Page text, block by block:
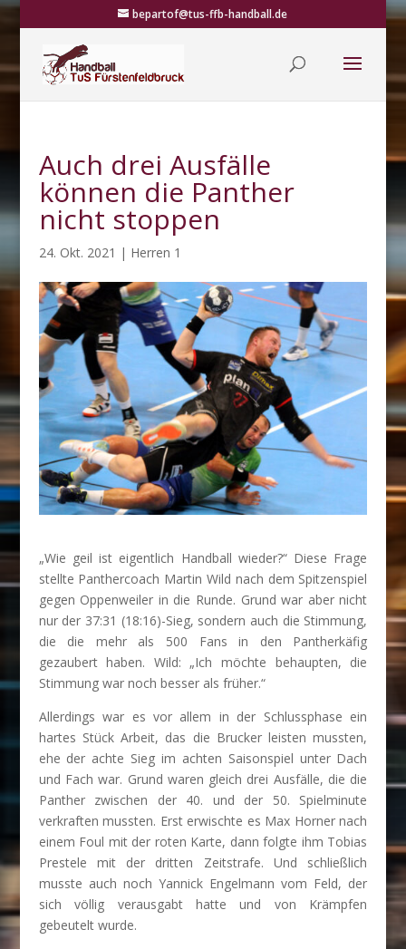
bepartof@tus-ffb-handball.de
Auch drei Ausfälle
können die Panther
nicht stoppen
24. Okt. 2021 | Herren 1
„Wie geil ist eigentlich Handball wieder?“ Diese Frage
stellte Panthercoach Martin Wild nach dem Spitzenspiel
gegen Oppenweiler in die Runde. Grund war aber nicht
nur der 37:31 (18:16)-Sieg, sondern auch die Stimmung,
die die mehr als 500 Fans in den Pantherkäfig
gezaubert haben. Wild: „Ich möchte behaupten, die
Stimmung war noch besser als früher.“
Allerdings war es vor allem in der Schlussphase ein
hartes Stück Arbeit, das die Brucker leisten mussten,
ehe der achte Sieg im achten Saisonspiel unter Dach
und Fach war. Grund waren gleich drei Ausfälle, die die
Panther zwischen der 40. und der 50. Spielminute
verkraften mussten. Erst erwischte es Max Horner nach
einem Foul mit der roten Karte, dann folgte ihm Tobias
Prestele mit der dritten Zeitstrafe. Und schließlich
musste auch noch Yannick Engelmann vom Feld, der
sich völlig verausgabt hatte und von Krämpfen
gebeutelt wurde.